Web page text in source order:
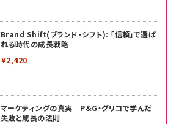
Brand Shift(ブランド・シフト): 「信頼」で選ば
れる時代の成長戦略
￥2,420
マーケティングの真実 P&G・グリコで学んだ
失敗と成長の法則